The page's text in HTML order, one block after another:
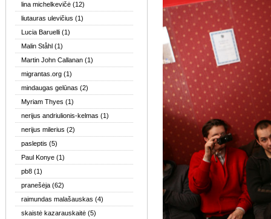
lina michelkevičė (12)
liutauras ulevičius (1)
Lucia Baruelli (1)
Malin Ståhl (1)
Martin John Callanan (1)
migrantas.org (1)
mindaugas gelūnas (2)
Myriam Thyes (1)
nerijus andriulionis-kelmas (1)
nerijus milerius (2)
pasleptis (5)
Paul Konye (1)
pb8 (1)
pranešėja (62)
raimundas malašauskas (4)
skaistė kazarauskaitė (5)